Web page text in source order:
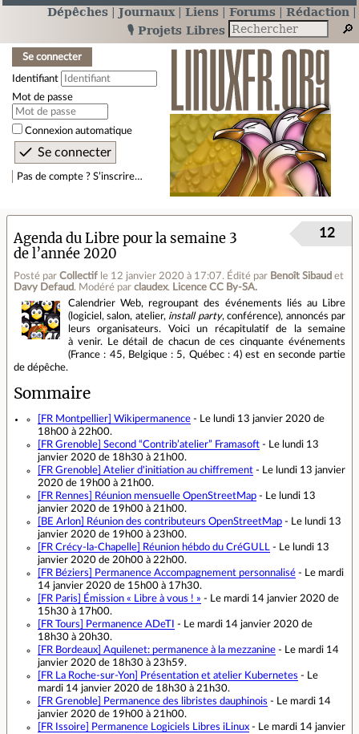
Dépêches Journaux Liens Forums
Rédaction
🎙️ Projets Libres
Se connecter
Identifiant
Mot de passe
Connexion automatique
Pas de compte ? S’inscrire…
Agenda du Libre pour la semaine 3
de l’année 2020
Posté par Collectif le 12 janvier 2020 à 17:07. Édité par Benoît Sibaud et
Davy Defaud. Modéré par claudex. Licence CC By‑SA.
12
Calendrier Web, regroupant des événements liés au Libre
(logiciel, salon, atelier, install party, conférence), annoncés par
leurs organisateurs. Voici un récapitulatif de la semaine
à venir. Le détail de chacun de ces cinquante événements
(France : 45, Belgique : 5, Québec : 4) est en seconde partie
de dépêche.
Sommaire
[FR Montpellier] Wikipermanence - Le lundi 13 janvier 2020 de
18h00 à 22h00.
[FR Grenoble] Second “Contrib’atelier” Framasoft - Le lundi 13
janvier 2020 de 18h30 à 21h00.
[FR Grenoble] Atelier d'initiation au chiffrement - Le lundi 13 janvier
2020 de 19h00 à 21h00.
[FR Rennes]
Réunion mensuelle OpenStreetMap - Le lundi 13
janvier 2020 de 19h00 à 21h00.
[BE Arlon]
Réunion des contributeurs OpenStreetMap - Le lundi 13
janvier 2020 de 19h00 à 23h00.
[FR Crécy-la-Chapelle]
Réunion hébdo du CréGULL
- Le lundi 13
janvier 2020 de 20h00 à 22h00.
[FR Béziers]
Permanence Accompagnement personnalisé - Le mardi
14 janvier 2020 de 15h00 à 17h30.
[FR Paris]
Émission « Libre à vous ! » - Le mardi 14 janvier 2020 de
15h30 à 17h00.
[FR Tours]
Permanence ADeTI - Le mardi 14 janvier 2020 de
18h30 à 20h30.
[FR Bordeaux] Aquilenet: permanence à la mezzanine - Le mardi 14
janvier 2020 de 18h30 à 23h59.
[FR La Roche-sur-Yon]
Présentation et atelier Kubernetes - Le
mardi 14 janvier 2020 de 18h30 à 21h30.
[FR Grenoble]
Permanence des libristes dauphinois - Le mardi 14
janvier 2020 de 19h00 à 21h00.
[FR Issoire]
Permanence Logiciels Libres iLinux - Le mardi 14 janvier